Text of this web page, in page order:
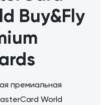
Buy&Fly
премиальная
World